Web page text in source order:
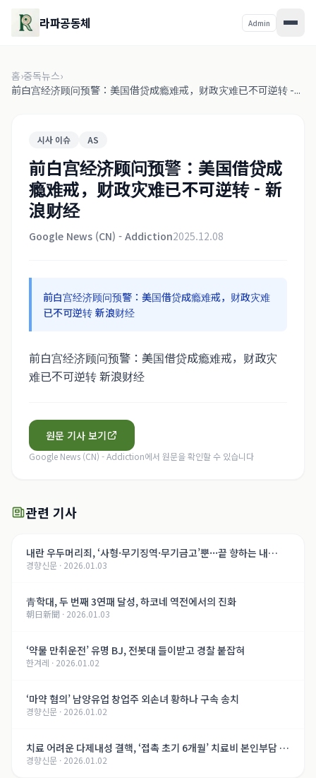
라파공동체 Admin
홈›중독뉴스›
前白宫经济顾问预警：美国借贷成瘾难戒，财政灾难已不可逆转 -...
시사 이슈 AS
前白宫经济顾问预警：美国借贷成
瘾难戒，财政灾难已不可逆转 - 新
浪财经
Google News (CN) - Addiction2025.12.08
前白宫经济顾问预警：美国借贷成瘾难戒，财政灾难
已不可逆转 新浪财经
前白宫经济顾问预警：美国借贷成瘾难戒，财政灾
难已不可逆转 新浪财经
원문 기사 보기
Google News (CN) - Addiction에서 원문을 확인할 수 있습니다
관련 기사
내란 우두머리죄, ‘사형·무기징역·무기금고’뿐···끝 향하는 내
란 재판, 윤석열의 운명은[법정 417호, 내란의 기록]
경향신문 · 2026.01.03
青학대, 두 번째 3연패 달성, 하코네 역전에서의 진화
朝日新聞 · 2026.01.03
‘약물 만취운전’ 유명 BJ, 전봇대 들이받고 경찰 붙잡혀
한겨레 · 2026.01.02
‘마약 혐의’ 남양유업 창업주 외손녀 황하나 구속 송치
경향신문 · 2026.01.02
치료 어려운 다제내성 결핵, ‘접촉 초기 6개월’ 치료비 본인부담 면
제
경향신문 · 2026.01.02